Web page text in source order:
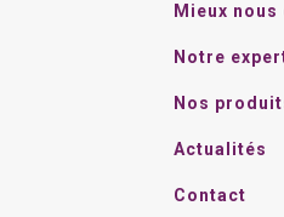
produit
Mieux
Notre
Nos
Actualités
Contact